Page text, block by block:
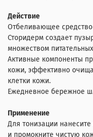
Действие
Отбеливающее
Сторидерм создает
множеством
Активные компоненты
кожи, эффективно
клетки кожи.
Ежедневное бережное
Применение
Для тонизации
и промокните чистую